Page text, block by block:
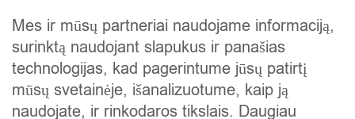
Mūsų istorija
Privatumo politika
Slapukų politika
Mes ir mūsų partneriai naudojame informaciją,
surinktą naudojant slapukus ir panašias
technologijas, kad pagerintume jūsų patirtį
mūsų svetainėje, išanalizuotume, kaip ją
naudojate, ir rinkodaros tikslais. Daugiau